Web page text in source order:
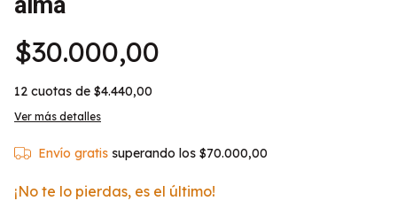
$30.000,00
12 cuotas de $4.440,00
Ver más detalles
Envío gratis superando los $70.000,00
¡No te lo pierdas, es el último!